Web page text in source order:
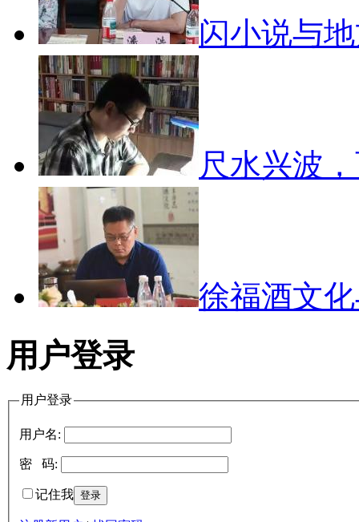
闪小说与
尺水兴波
徐福酒文
用户登录
用户登录
用户名:
密 码:
记住我